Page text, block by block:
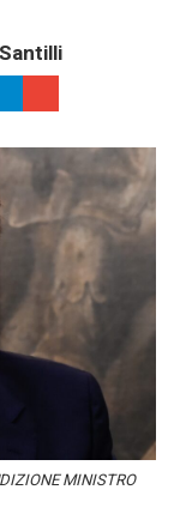
MINISTRO